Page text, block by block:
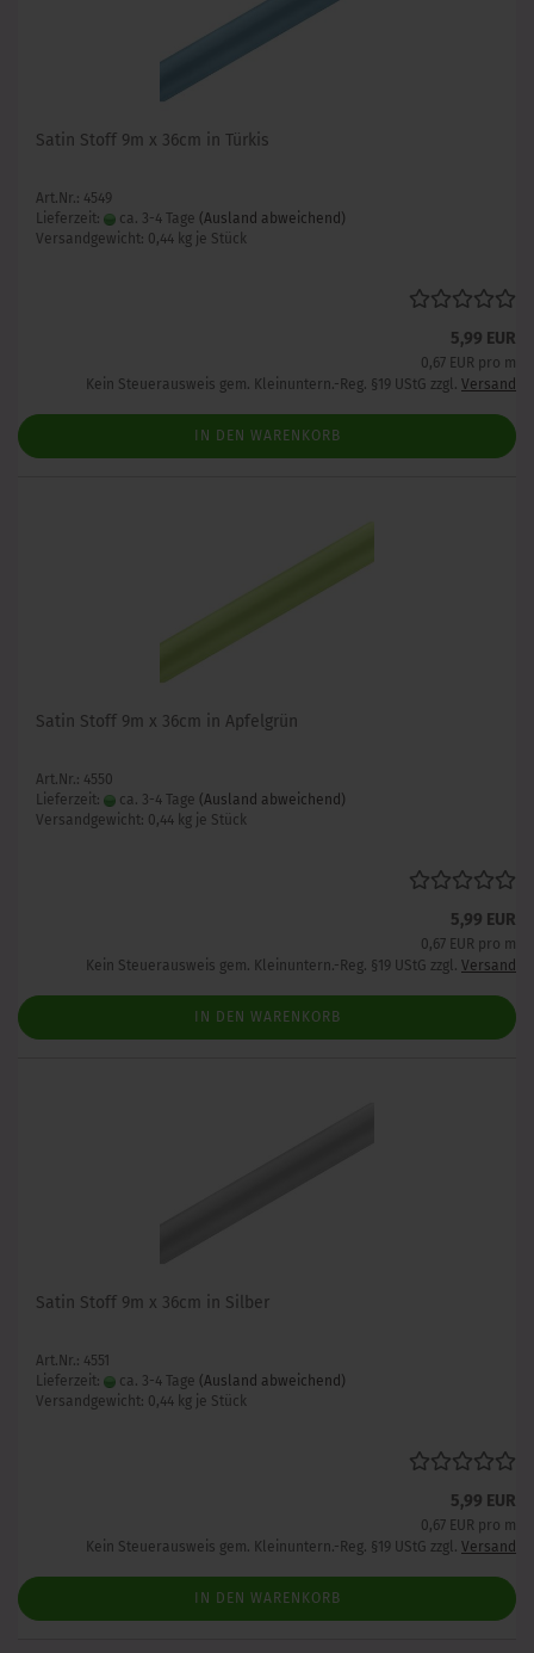
Satin Stoff 9m x 36cm in Türkis
Art.Nr.: 4549
Lieferzeit:
ca. 3-4 Tage (Ausland abweichend)
Versandgewicht: 0,44 kg je Stück
5,99 EUR
0,67 EUR pro m
Kein Steuerausweis gem. Kleinuntern.-Reg. §19 UStG zzgl. Versand
IN DEN WARENKORB
Satin Stoff 9m x 36cm in Apfelgrün
Art.Nr.: 4550
Lieferzeit:
ca. 3-4 Tage (Ausland abweichend)
Versandgewicht: 0,44 kg je Stück
5,99 EUR
0,67 EUR pro m
Kein Steuerausweis gem. Kleinuntern.-Reg. §19 UStG zzgl. Versand
IN DEN WARENKORB
Satin Stoff 9m x 36cm in Silber
Art.Nr.: 4551
Lieferzeit:
ca. 3-4 Tage (Ausland abweichend)
Versandgewicht: 0,44 kg je Stück
5,99 EUR
0,67 EUR pro m
Kein Steuerausweis gem. Kleinuntern.-Reg. §19 UStG zzgl. Versand
IN DEN WARENKORB